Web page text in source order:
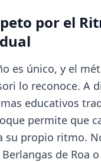
por el
es único, y el
lo reconoce. A
educativos
permite que
su propio ritmo.
de Roa